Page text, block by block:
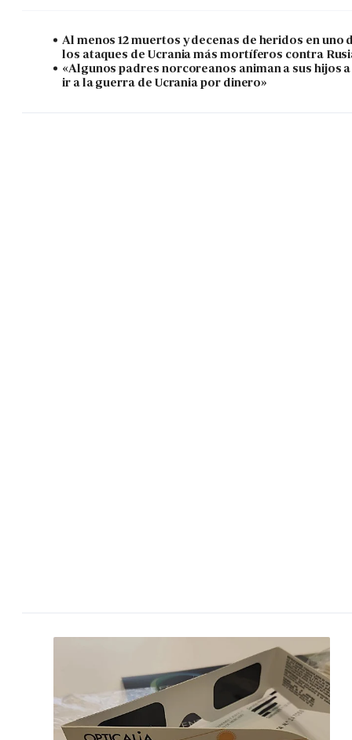
Al menos 12 muertos y decenas de heridos en uno
los ataques de Ucrania más mortíferos contra
«Algunos padres norcoreanos animan a sus hijos a
ir a la guerra de Ucrania por dinero»